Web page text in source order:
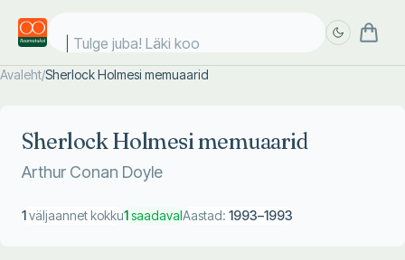
Tulge juba! Läki kooli
Avaleht/Sherlock Holmesi memuaarid
Sherlock Holmesi memuaarid
Arthur Conan Doyle
1väljaannet kokku1saadavalAastad: 1993–1993